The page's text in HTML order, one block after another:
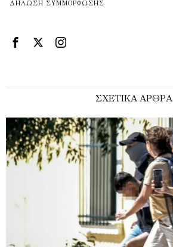
ΔΉΛΩΣΗ ΣΥΜΜΌΡΦΩΣΗΣ
ΣΧΕΤΙΚΑ ΑΡΘΡΑ